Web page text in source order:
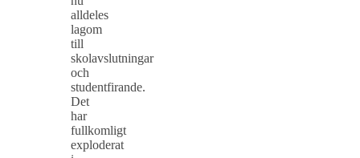
alldeles
lagom
till
skolavslutningar
och
studentfirande.
Det
har
fullkomligt
exploderat